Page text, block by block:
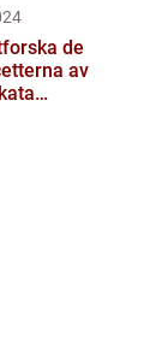
de
av